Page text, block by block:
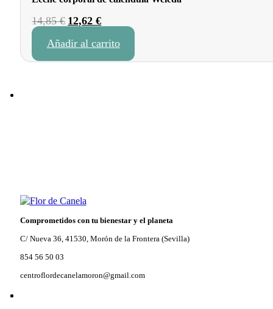
14,85€ El
original
12,62€El
actual
Añadir al carrito
Comprometidos con tu bienestar y el planeta
C/ Nueva 36, 41530, Morón de la Frontera (Sevilla)
854 56 50 03
centroflordecanelamoron@gmail.com